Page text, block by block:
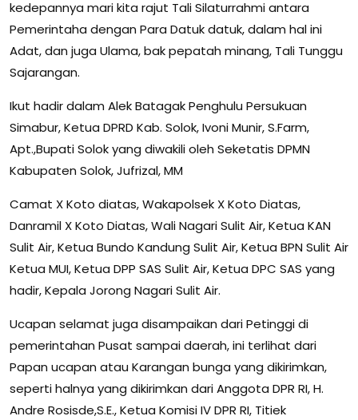
kedepannya mari kita rajut Tali Silaturrahmi antara
Pemerintaha dengan Para Datuk datuk, dalam hal ini
Adat, dan juga Ulama, bak pepatah minang, Tali Tunggu
Sajarangan.
Ikut hadir dalam Alek Batagak Penghulu Persukuan
Simabur, Ketua DPRD Kab. Solok, Ivoni Munir, S.Farm,
Apt.,Bupati Solok yang diwakili oleh Seketatis DPMN
Kabupaten Solok, Jufrizal, MM
Camat X Koto diatas, Wakapolsek X Koto Diatas,
Danramil X Koto Diatas, Wali Nagari Sulit Air, Ketua KAN
Sulit Air, Ketua Bundo Kandung Sulit Air, Ketua BPN Sulit Air
Ketua MUI, Ketua DPP SAS Sulit Air, Ketua DPC SAS yang
hadir, Kepala Jorong Nagari Sulit Air.
Ucapan selamat juga disampaikan dari Petinggi di
pemerintahan Pusat sampai daerah, ini terlihat dari
Papan ucapan atau Karangan bunga yang dikirimkan,
seperti halnya yang dikirimkan dari Anggota DPR RI, H.
Andre Rosisde,S.E., Ketua Komisi IV DPR RI, Titiek